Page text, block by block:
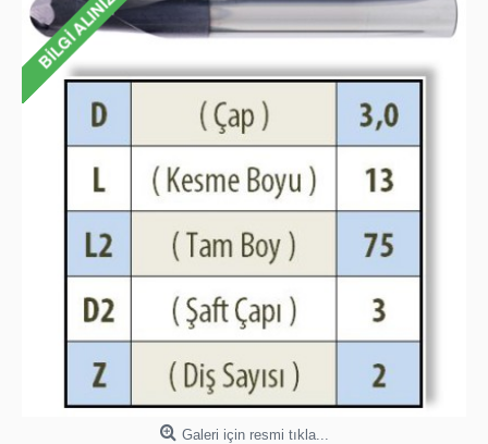
Galeri için resmi tıkla...